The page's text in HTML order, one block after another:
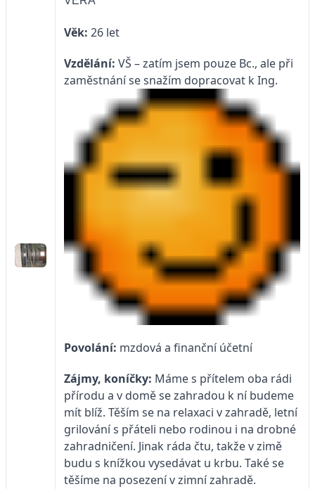
Věk: 26 let
Vzdělání: VŠ – zatím jsem pouze Bc., ale při
zaměstnání se snažím dopracovat k Ing.
Povolání: mzdová a finanční účetní
Zájmy, koníčky: Máme s přítelem oba rádi
přírodu a v domě se zahradou k ní budeme
mít blíž. Těším se na relaxaci v zahradě, letní
grilování s přáteli nebo rodinou i na drobné
zahradničení. Jinak ráda čtu, takže v zimě
budu s knížkou vysedávat u krbu. Také se
těšíme na posezení v zimní zahradě.